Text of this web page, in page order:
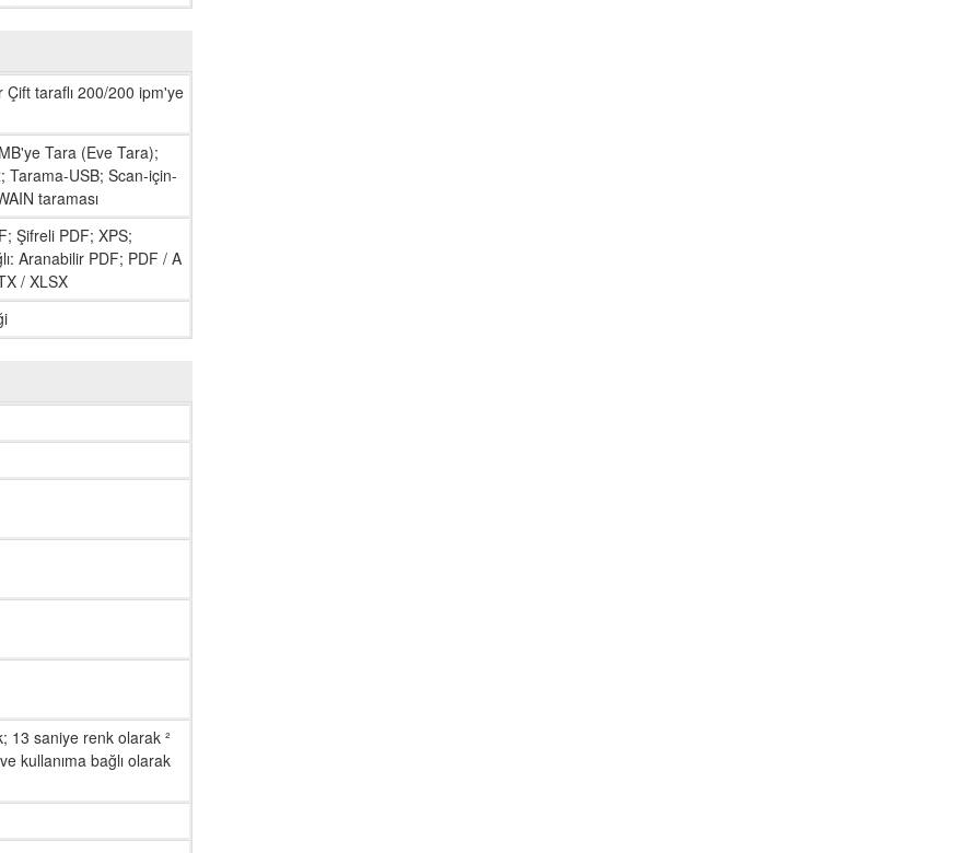
taraflı 200/200 ipm'ye
Tara (Eve Tara);
Tarama-USB; Scan-için-
taraması
Şifreli PDF; XPS;
Aranabilir PDF; PDF / A
/ XLSX
13 saniye renk olarak ²
kullanıma bağlı olarak